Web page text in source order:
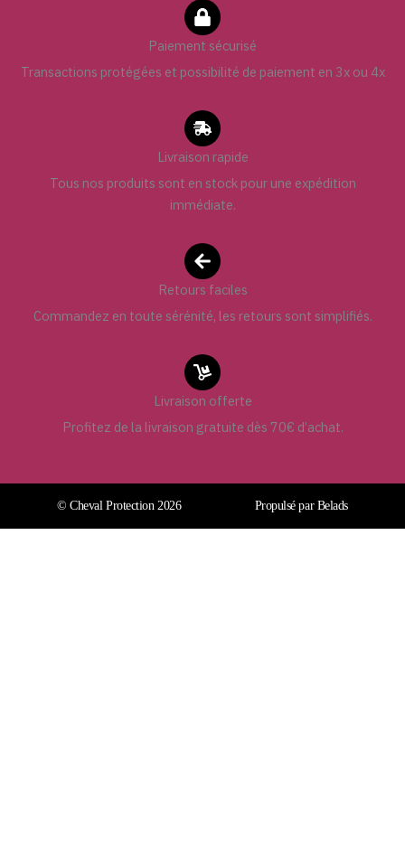
Paiement sécurisé
Transactions protégées et possibilité de paiement en 3x ou 4x
Livraison rapide
Tous nos produits sont en stock pour une expédition
immédiate.
Retours faciles
Commandez en toute sérénité, les retours sont simplifiés.
Livraison offerte
Profitez de la livraison gratuite dès 70€ d’achat.
© Cheval Protection 2026 Propulsé par Belads